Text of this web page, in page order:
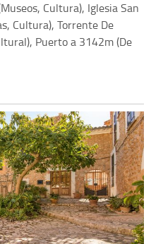
Cultura), Iglesia San
Cultura), Torrente De
Puerto a 3142m (De